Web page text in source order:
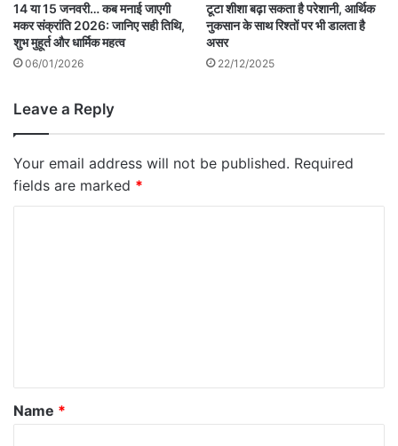
14 या 15 जनवरी… कब मनाई जाएगी
मकर संक्रांति 2026: जानिए सही तिथि,
शुभ मुहूर्त और धार्मिक महत्व
06/01/2026
टूटा शीशा बढ़ा सकता है परेशानी, आर्थिक
नुकसान के साथ रिश्तों पर भी डालता है
असर
22/12/2025
Leave a Reply
Your email address will not be published. Required
fields are marked *
*
Name *